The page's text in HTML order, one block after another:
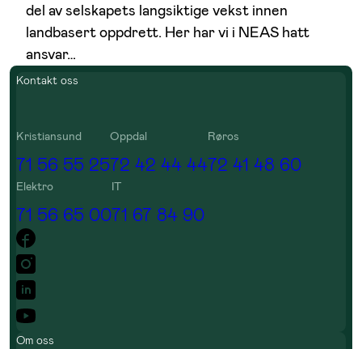
del av selskapets langsiktige vekst innen
landbasert oppdrett. Her har vi i NEAS hatt
ansvar…
Kontakt oss
Kristiansund
71 56 55 25
Oppdal
72 42 44 44
Røros
72 41 48 60
Elektro
71 56 65 00
IT
71 67 84 90
Om oss